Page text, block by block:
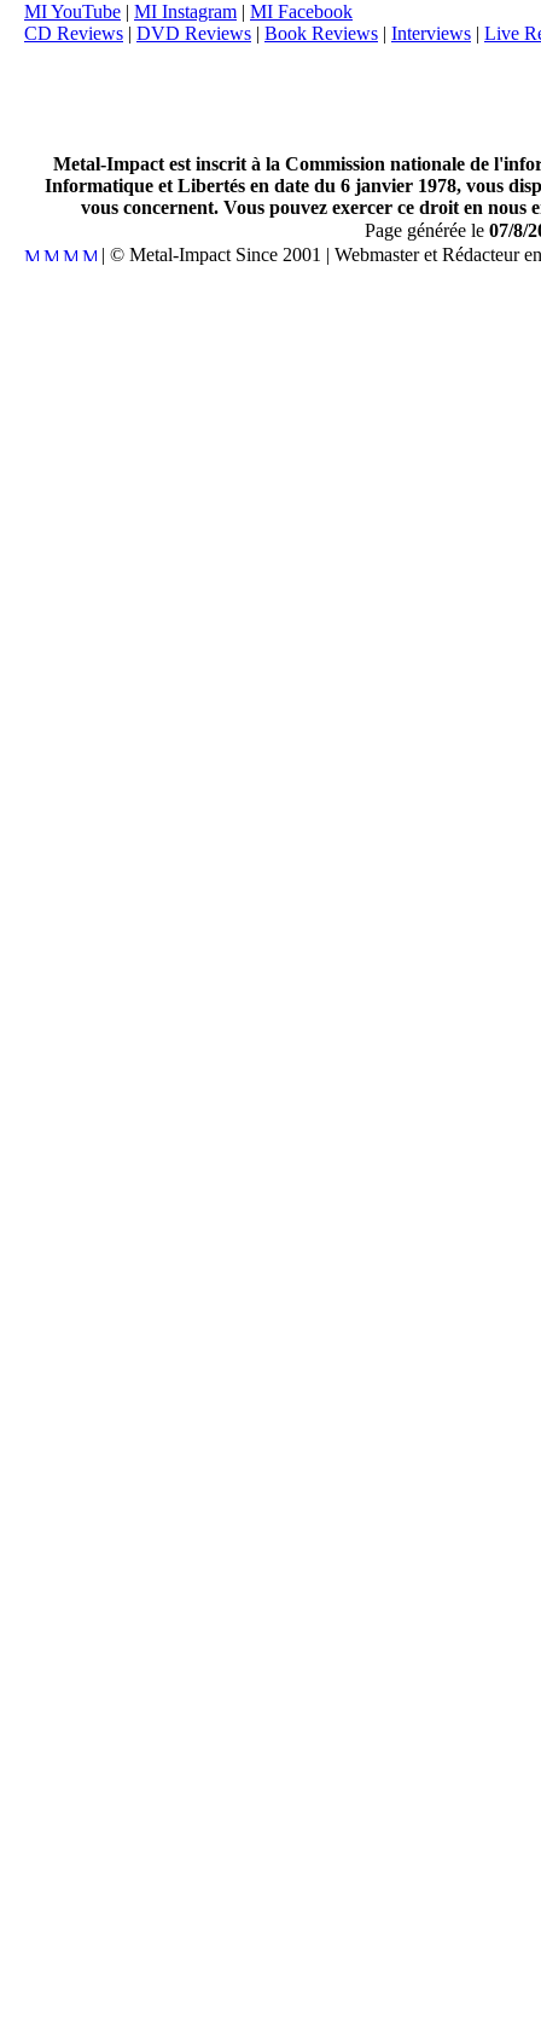
MI YouTube | MI Instagram | MI Facebook
CD Reviews | DVD Reviews | Book Reviews | Interviews | Live
Metal-Impact est inscrit à la Commission nationale de
Informatique et Libertés en date du 6 janvier 1978, vous
vous concernent. Vous pouvez exercer ce droit en
Page générée le 07/8/
| © Metal-Impact Since 2001 | Webmaster et Rédacteur